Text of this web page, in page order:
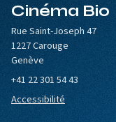
Cinéma Bio
Rue Saint-Joseph 47
1227 Carouge
Genève
+41 22 301 54 43
Accessibilité